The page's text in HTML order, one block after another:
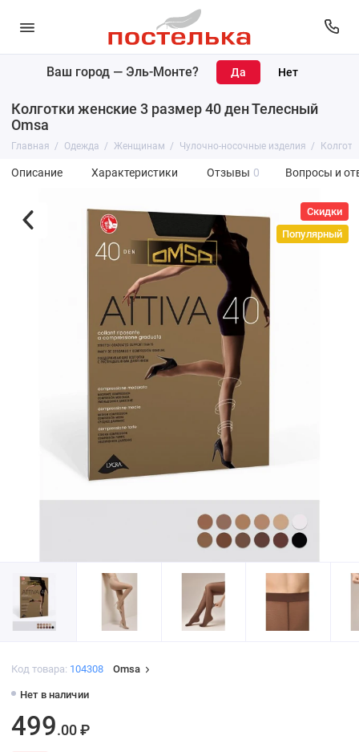
Ваш город — Эль-Монте?
Колготки женские 3 размер 40 ден Телесный
Omsa
Главная Одежда Женщинам Чулочно-носочные изделия
Описание Характеристики Отзывы 0 Вопросы и
Скидки
Популярный
Код товара: 104308 Omsa
Нет в наличии
499.00 ₽